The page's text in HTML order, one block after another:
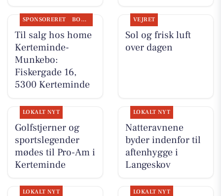
SPONSORERET BOLIGMARKED
Til salg hos home
Kerteminde-
Munkebo:
Fiskergade 16,
5300 Kerteminde
VEJRET
Sol og frisk luft
over dagen
LOKALT NYT
Golfstjerner og
sportslegender
mødes til Pro-Am i
Kerteminde
LOKALT NYT
Natteravnene
byder indenfor til
aftenhygge i
Langeskov
LOKALT NYT LOKALT NYT